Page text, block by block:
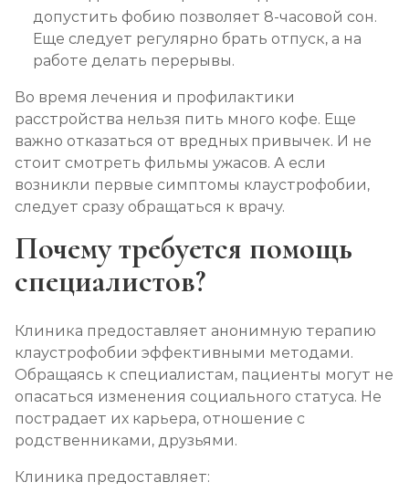
допустить фобию позволяет 8-часовой сон.
Еще следует регулярно брать отпуск, а на
работе делать перерывы.
Во время лечения и профилактики
расстройства нельзя пить много кофе. Еще
важно отказаться от вредных привычек. И не
стоит смотреть фильмы ужасов. А если
возникли первые симптомы клаустрофобии,
следует сразу обращаться к врачу.
Почему требуется помощь
специалистов?
Клиника предоставляет анонимную терапию
клаустрофобии эффективными методами.
Обращаясь к специалистам, пациенты могут не
опасаться изменения социального статуса. Не
пострадает их карьера, отношение с
родственниками, друзьями.
Клиника предоставляет: